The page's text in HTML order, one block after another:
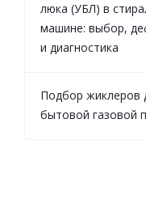
люка (УБЛ) в
машине: выбор,
и диагностика
Подбор жиклеров
бытовой газовой